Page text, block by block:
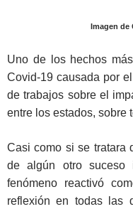
Imagen de
Uno de los hechos
Covid-19 causada por
de trabajos sobre el
entre los estados, sobre
Casi como si se tratara
de algún otro suceso
fenómeno reactivó
reflexión en todas las